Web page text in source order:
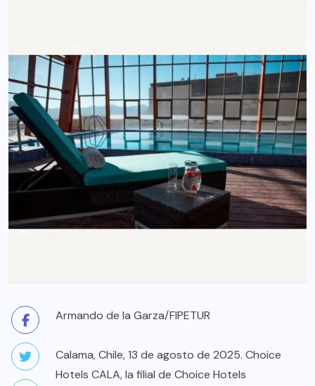
Armando de la Garza/FIPETUR
Calama, Chile, 13 de agosto de 2025. Choice
Hotels CALA, la filial de Choice Hotels